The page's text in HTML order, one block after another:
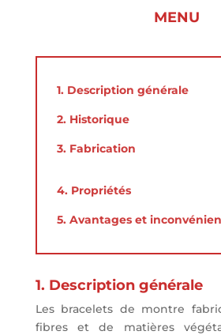
MENU
1. Description générale
2. Historique
3. Fabrication
4. Propriétés
5. Avantages et
1. Description générale
Les bracelets de montre
fibres et de matières